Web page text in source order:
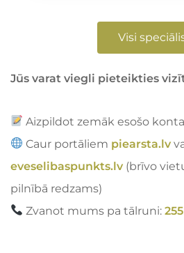
Visi
Jūs varat viegli pieteikties
Aizpildot zemāk esošo
Caur portāliem piearsta.lv
eveselibaspunkts.lv (brīvo
pilnībā redzams)
Zvanot mums pa tālruni: